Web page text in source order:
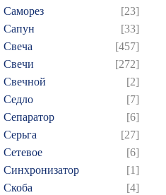
Саморез
[23]
Сапун
[33]
Свеча
[457]
Свечи
[272]
Свечной
[2]
Седло
[7]
Сепаратор
[6]
Серьга
[27]
Сетевое
[6]
Синхронизатор
[1]
Скоба
[4]